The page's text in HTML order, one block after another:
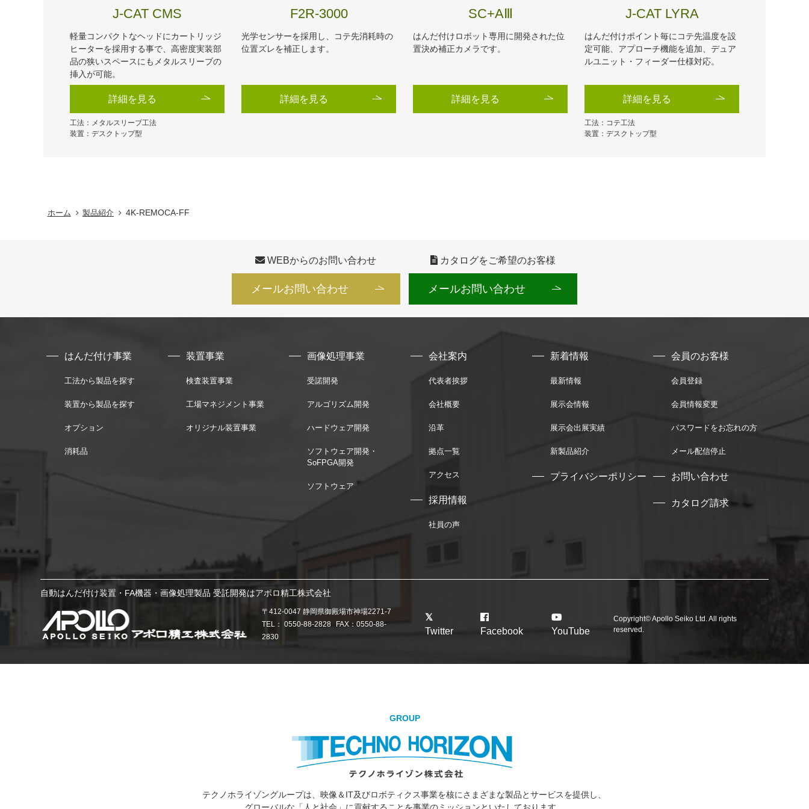
J-CAT CMS
軽量コンパクトなヘッドにカートリッジ
ヒーターを採用する事で、高密度実装部
品の狭いスペースにもメタルスリーブの
挿入が可能。
詳細を見る
工法：メタルスリーブ工法
装置：デスクトップ型
F2R-3000
光学センサーを採用し、コテ先消耗時の
位置ズレを補正します。
詳細を見る
SC+AⅢ
はんだ付けロボット専用に開発された位
置決め補正カメラです。
詳細を見る
J-CAT LYRA
はんだ付けポイント毎にコテ先温度を設
定可能、アプローチ機能を追加、デュア
ルユニット・フィーダー仕様対応。
詳細を見る
工法：コテ工法
装置：デスクトップ型
ホーム 製品紹介 4K-REMOCA-FF
WEBからのお問い合わせ
メールお問い合わせ
カタログをご希望のお客様
メールお問い合わせ
はんだ付け事業
工法から製品を探す
装置から製品を探す
オプション
消耗品
装置事業
検査装置事業
工場マネジメント事業
オリジナル装置事業
画像処理事業
受諾開発
アルゴリズム開発
ハードウェア開発
ソフトウェア開発・
SoFPGA開発
ソフトウェア
会社案内
代表者挨拶
会社概要
沿革
拠点一覧
アクセス
採用情報
社員の声
新着情報
最新情報
展示会情報
展示会出展実績
新製品紹介
プライバシーポリシー
会員のお客様
会員登録
会員情報変更
パスワードをお忘れの方
メール配信停止
お問い合わせ
カタログ請求
自動はんだ付け装置・FA機器・画像処理製品 受託開発はアポロ精工株式会社
〒412-0047 静岡県御殿場市神場2271-7
TEL： 0550-88-2828
FAX：0550-88-
2830
Twitter Facebook YouTube
Copyright© Apollo Seiko Ltd. All rights
reserved.
GROUP
テクノホライゾングループは、映像＆IT及びロボティクス事業を核にさまざまな製品とサービスを提供し、